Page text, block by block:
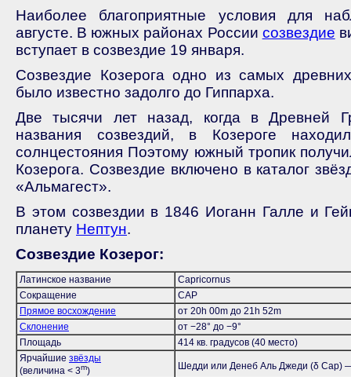
Наиболее благоприятные условия для
августе. В южных районах России созвездие
вступает в созвездие 19 января.
Созвездие Козерога одно из самых
было известно задолго до Гиппарха.
Две тысячи лет назад, когда в Древней
названия созвездий, в Козероге
солнцестояния Поэтому южный тропик
Козерога. Созвездие включено в каталог
«Альмагест».
В этом созвездии в 1846 Иоганн Галле и
планету Нептун.
Созвездие Козерог:
Латинское название
Capricornus
Сокращение
CAP
Прямое восхождение
от 20h 00m до 21h 52m
Склонение
от −28° до −9°
Площадь
414 кв. градусов (40 место)
Ярчайшие звёзды
(величина < 3m) Шедди или Денеб Аль Джеди (δ Cap)